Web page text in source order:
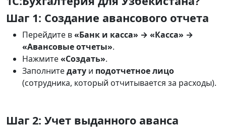
Шаг 1: Создание авансового отчета
Перейдите в«Банк и касса» → «Касса» →
«Авансовые отчеты».
Нажмите«Создать».
Заполнитедату и подотчетное лицо
(сотрудника, который отчитывается за расходы).
Шаг 2: Учет выданного аванса